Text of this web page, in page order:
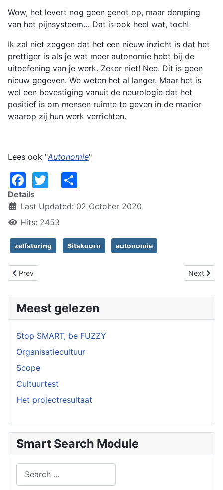
Wow, het levert nog geen genot op, maar demping
van het pijnsysteem… Dat is ook heel wat, toch!
Ik zal niet zeggen dat het een nieuw inzicht is dat het
prettiger is als je wat meer autonomie hebt bij de
uitoefening van je werk. Zeker niet! Nee. Dit is geen
nieuw gegeven. We weten het al langer. Maar het is
wel een bevestiging vanuit de neurologie dat het
positief is om mensen ruimte te geven in de manier
waarop zij hun werk verrichten.
Lees ook "Autonomie"
Facebook
Twitter
Details
Last Updated: 02 October 2020
Hits: 2453
zelfsturing Sitskoorn autonomie
Previous article: Niet zomaar een hamer
Prev Next
Next
Meest gelezen
Stop SMART, be FUZZY
Organisatiecultuur
Scope
Cultuurtest
Het projectresultaat
Smart Search Module